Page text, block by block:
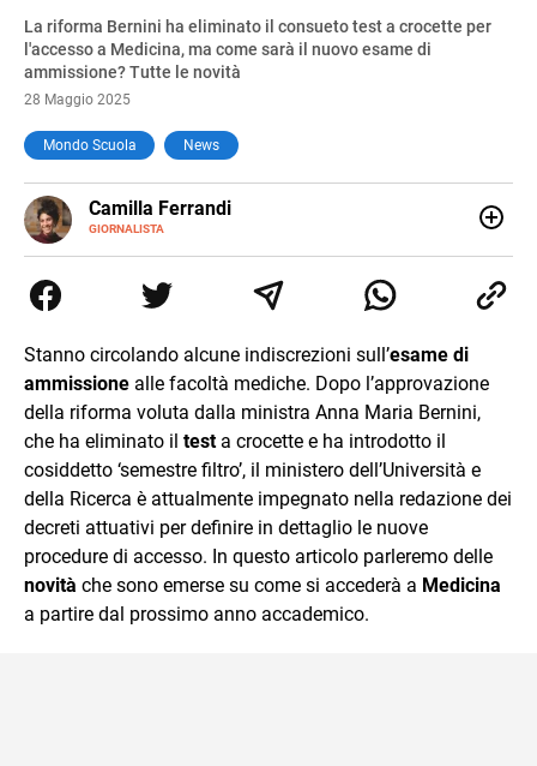
La riforma Bernini ha eliminato il consueto test a crocette per
l'accesso a Medicina, ma come sarà il nuovo esame di
ammissione? Tutte le novità
28 Maggio 2025
Mondo Scuola News
Camilla Ferrandi
GIORNALISTA
E-
MAIL
LINKEDIN
di trasformare la passione per la scrittura in un lavoro, e
da lì non mi sono più fermata. L’attualità è il mio pane
mente.
Stanno circolando alcune indiscrezioni sull’esame di
ammissione alle facoltà mediche. Dopo l’approvazione
della riforma voluta dalla ministra Anna Maria Bernini,
che ha eliminato il testa crocette e ha introdotto il
cosiddetto ‘semestre filtro’, il ministero dell’Università e
della Ricerca è attualmente impegnato nella redazione dei
decreti attuativi per definire in dettaglio le nuove
procedure di accesso. In questo articolo parleremo delle
novità che sono emerse su come si accederà a Medicina
a partire dal prossimo anno accademico.